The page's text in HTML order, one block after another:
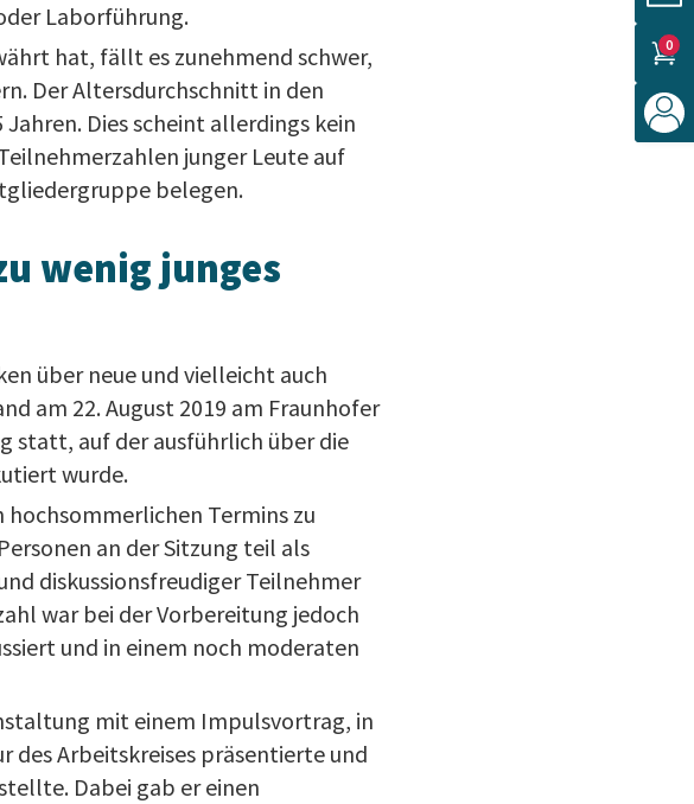
0
Laborführung.
hat, fällt es zunehmend schwer,
Der Altersdurchschnitt in den
Dies scheint allerdings kein
junger Leute auf
belegen.
wenig junges
über neue und vielleicht auch
am 22. August 2019 am Fraunhofer
statt, auf der ausführlich über die
wurde.
hochsommerlichen Termins zu
an der Sitzung teil als
diskussionsfreudiger Teilnehmer
war bei der Vorbereitung jedoch
und in einem noch moderaten
mit einem Impulsvortrag, in
des Arbeitskreises präsentierte und
Dabei gab er einen